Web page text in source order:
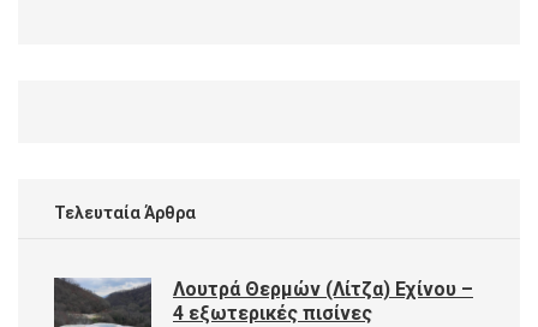
Τελευταία Άρθρα
Λουτρά Θερμών (Λίτζα) Εχίνου –
4 εξωτερικές πισίνες